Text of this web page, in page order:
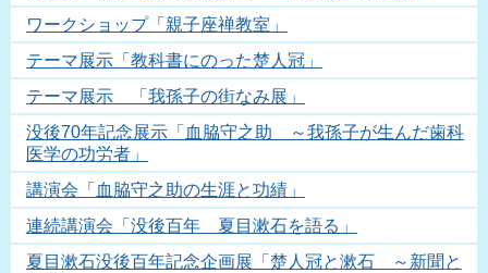
ワークショップ「親子座禅教室」
テーマ展示「教科書にのった楚人冠」
テーマ展示 「我孫子の街なみ展」
没後70年記念展示「血脇守之助 ～我孫子が生んだ歯科
医学の功労者」
講演会「血脇守之助の生涯と功績」
連続講演会「没後百年 夏目漱石を語る」
夏目漱石没後百年記念企画展「楚人冠と漱石 ～新聞と